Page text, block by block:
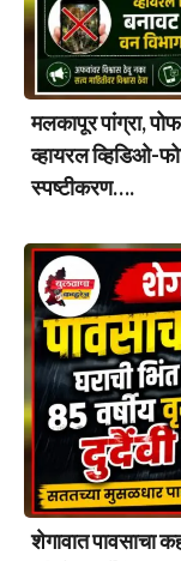
मलकापूर पांग्रा,
व्हायरल व्हिडिओ-
स्पष्टीकरण….
शेगावात पावसाचा